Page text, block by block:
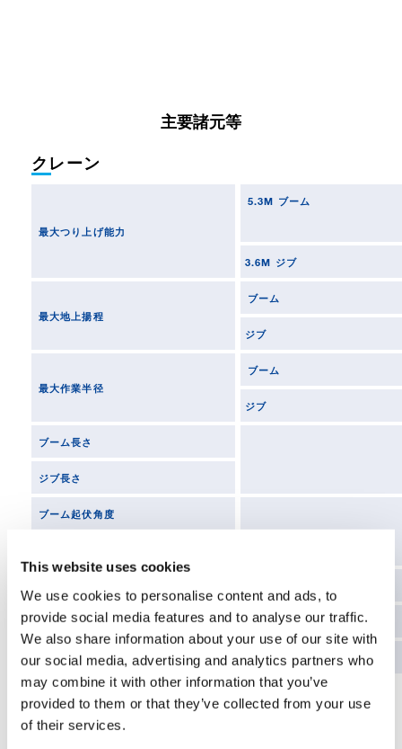
This website uses cookies
We use cookies to personalise content and ads, to
provide social media features and to analyse our traffic.
We also share information about your use of our site with
our social media, advertising and analytics partners who
may combine it with other information that you’ve
provided to them or that they’ve collected from your use
of their services.
主要諸元等
クレーン
最大つり上げ能力
5.3M ブーム
3.6M ジブ
最大地上揚程
ブーム
ジブ
最大作業半径
ブーム
ジブ
ブーム長さ
ジブ長さ
ブーム起伏角度
アウトリガ張出幅 中間
最小